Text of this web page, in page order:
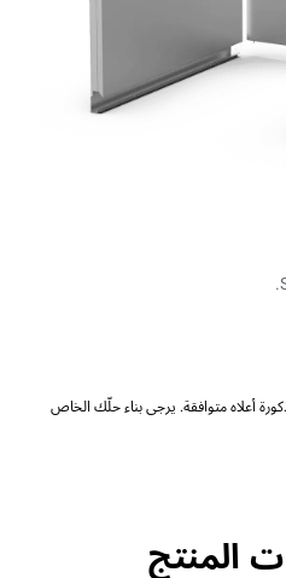
أعلاه متوافقة. يرجى بناء حلّك الخاص
المنتج